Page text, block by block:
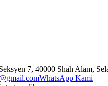
7, 40000 Shah Alam,
WhatsApp Kami